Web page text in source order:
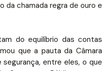
da chamada regra de ouro e
do equilíbrio das contas
que a pauta da Câmara
entre eles, o que